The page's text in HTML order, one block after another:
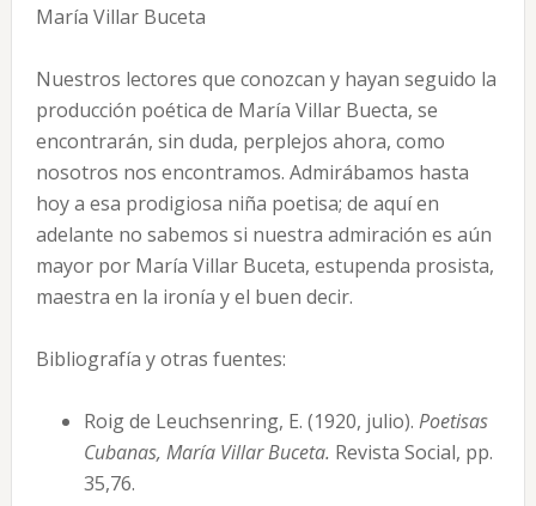
María Villar Buceta
Nuestros lectores que conozcan y hayan seguido la
producción poética de María Vi­llar Buecta, se
encontrarán, sin duda, perplejos ahora, como
nosotros nos encontramos. Admirábamos hasta
hoy a esa prodigiosa niña poetisa; de aquí en
adelante no sabemos si nuestra admiración es aún
mayor por María Villar Buceta, estupenda prosista,
maestra en la ironía y el buen decir.
Bibliografía y otras fuentes:
Roig de Leuchsenring, E. (1920, julio). Poetisas
Cubanas, María Villar Buceta. Revista Social, pp.
35,76.